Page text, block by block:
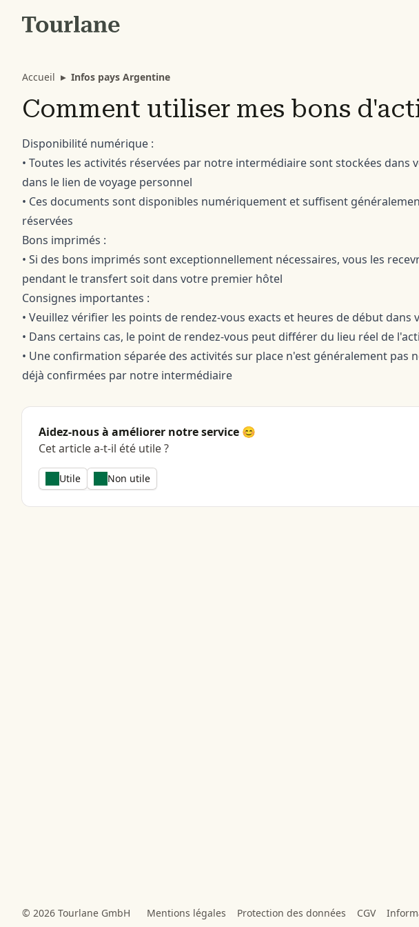
Accueil ▸ Infos pays Argentine
Comment utiliser mes bons
Disponibilité numérique :
• Toutes les activités réservées par notre intermédiaire sont stockées dans
dans le lien de voyage personnel
• Ces documents sont disponibles numériquement et suffisent
réservées
Bons imprimés :
• Si des bons imprimés sont exceptionnellement nécessaires, vous les
pendant le transfert soit dans votre premier hôtel
Consignes importantes :
• Veuillez vérifier les points de rendez-vous exacts et heures de début dans
• Dans certains cas, le point de rendez-vous peut différer du lieu réel de
• Une confirmation séparée des activités sur place n'est généralement pas
déjà confirmées par notre intermédiaire
Aidez-nous à améliorer notre service 😊
Cet article a-t-il été utile ?
Utile Non utile
© 2026 Tourlane GmbH Mentions légales Protection des données CGV